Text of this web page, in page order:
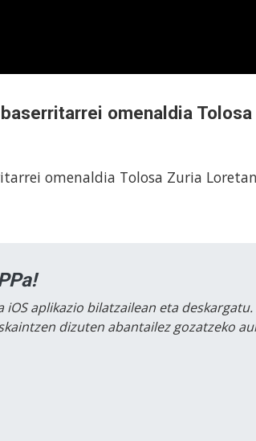
omenaldia Tolosa
omenaldia Tolosa Zuria
aplikazio bilatzailean eta
dizuten abantailez gozatzeko